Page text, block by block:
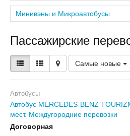
Минивэны и Микроавтобусы
Пассажирские
Самые новые
Автобусы
Автобус MERCEDES-BENZ
мест. Междугородние перевозки
Договорная